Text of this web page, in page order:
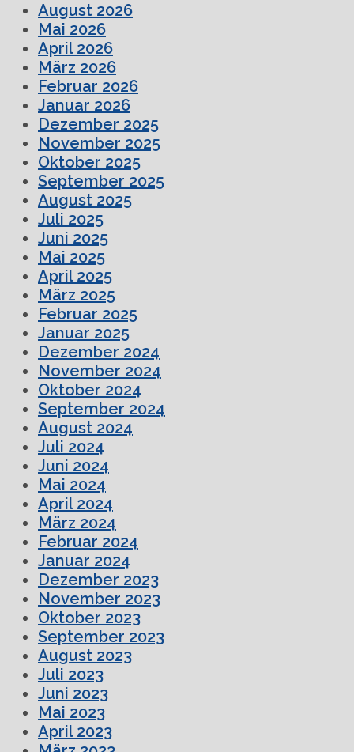
August 2026
Mai 2026
April 2026
März 2026
Februar 2026
Januar 2026
Dezember 2025
November 2025
Oktober 2025
September 2025
August 2025
Juli 2025
Juni 2025
Mai 2025
April 2025
März 2025
Februar 2025
Januar 2025
Dezember 2024
November 2024
Oktober 2024
September 2024
August 2024
Juli 2024
Juni 2024
Mai 2024
April 2024
März 2024
Februar 2024
Januar 2024
Dezember 2023
November 2023
Oktober 2023
September 2023
August 2023
Juli 2023
Juni 2023
Mai 2023
April 2023